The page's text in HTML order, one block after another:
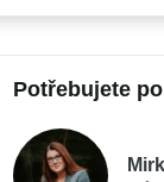
Potřebujete